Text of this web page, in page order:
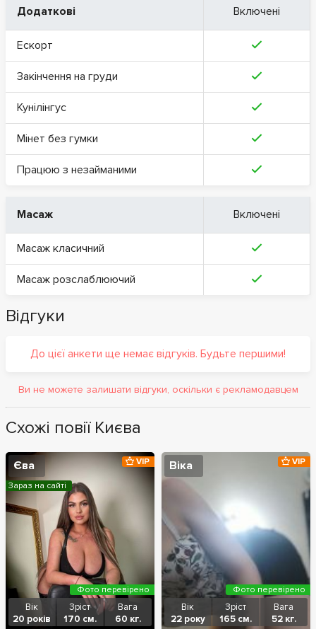
Додаткові Включені
Ескорт
Закінчення на груди
Кунілінгус
Мінет без гумки
Працюю з незайманими
Масаж Включені
Масаж класичний
Масаж розслаблюючий
Відгуки
До цієї анкети ще немає відгуків. Будьте першими!
Ви не можете залишати відгуки, оскільки є рекламодавцем
Схожі повії Києва
Єва
Вік
20 років
Зріст
170 см.
Вага
60 кг.
VIP
Зараз на сайті
Фото перевірено
Віка
Вік
22 року
Зріст
165 см.
Вага
52 кг.
VIP
Фото перевірено